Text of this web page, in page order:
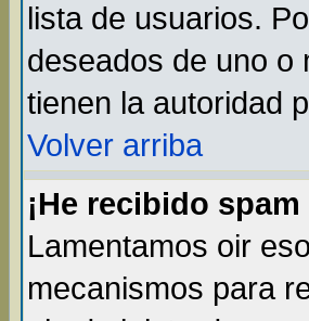
lista de usuarios.
deseados de uno o
tienen la autoridad
Volver arriba
¡He recibido
Lamentamos oir
mecanismos para